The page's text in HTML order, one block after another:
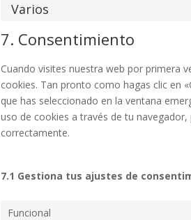
Varios
7. Consentimiento
Cuando visites nuestra web por primera
cookies. Tan pronto como hagas clic en
que has seleccionado en la ventana
uso de cookies a través de tu
correctamente.
7.1 Gestiona tus ajustes de
Funcional